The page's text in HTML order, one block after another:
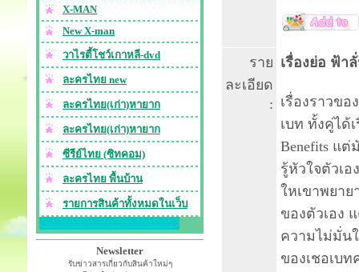
X-MAN
New X-man
วาไรตี้โชว์เกาหลี-dvd
ละครไทย new
ละครไทย(เก่า)หายาก
ละครไทย(เก่า)หายาก
ซีรีย์ไทย (ซิทคอม)
ละครไทย พื้นบ้าน
รายการสินค้าทั้งหมดในเว็บ
Newsletter
รับข่าวสารเกี่ยวกับสินค้าใหม่ๆ
ราย
ละเอียด
:
เรื่องย่อ ฟ้า
เรื่องราวข
เบท ทั้งคู่ได้
Benefits แ
รู้หัวใจตัวเ
ใหเขาพยา
ของตัวเอง
ความไม่มั่น
ของเชอเบ